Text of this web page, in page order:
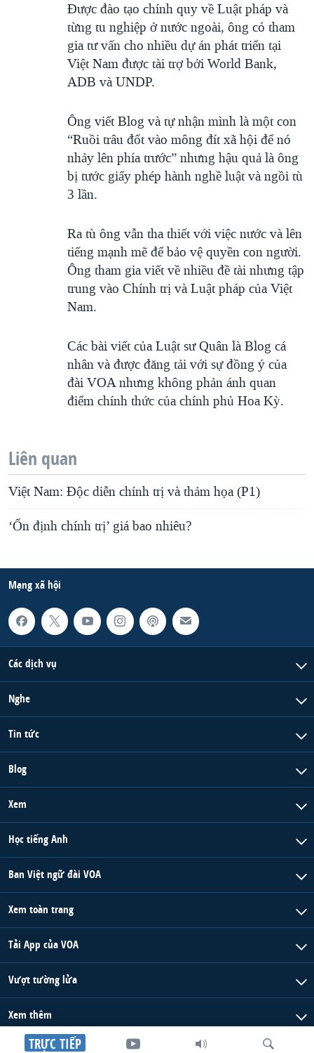
TRỰC TIẾP
Được đào tạo chính quy về Luật pháp và
từng tu nghiệp ở nước ngoài, ông có tham
gia tư vấn cho nhiều dự án phát triển tại
Việt Nam được tài trợ bởi World Bank,
ADB và UNDP.
Ông viết Blog và tự nhận mình là một con
“Ruồi trâu đốt vào mông đít xã hội để nó
nhảy lên phía trước” nhưng hậu quả là ông
bị tước giấy phép hành nghề luật và ngồi tù
3 lần.
Ra tù ông vẫn tha thiết với việc nước và lên
tiếng mạnh mẽ để bảo vệ quyền con người.
Ông tham gia viết về nhiều đề tài nhưng tập
trung vào Chính trị và Luật pháp của Việt
Nam.
Các bài viết của Luật sư Quân là Blog cá
nhân và được đăng tải với sự đồng ý của
đài VOA nhưng không phản ánh quan
điểm chính thức của chính phủ Hoa Kỳ.
Liên quan
Việt Nam: Độc diễn chính trị và thảm họa (P1)
‘Ổn định chính trị’ giá bao nhiêu?
Mạng xã hội
Các dịch vụ
Nghe
Tin tức
Blog
Xem
Học tiếng Anh
Ban Việt ngữ đài VOA
Xem toàn trang
Tải App của VOA
Vượt tường lửa
Xem thêm